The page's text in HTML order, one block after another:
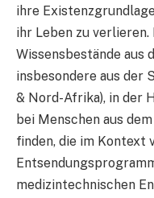
ihre
ihr Leben zu
Wissensbestände aus
insbesondere aus der
& Nord-Afrika), in der
bei Menschen aus
finden, die im Kontext
medizintechnischen